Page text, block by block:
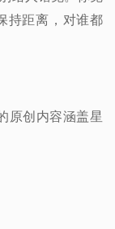
持距离，对谁都
原创内容涵盖星